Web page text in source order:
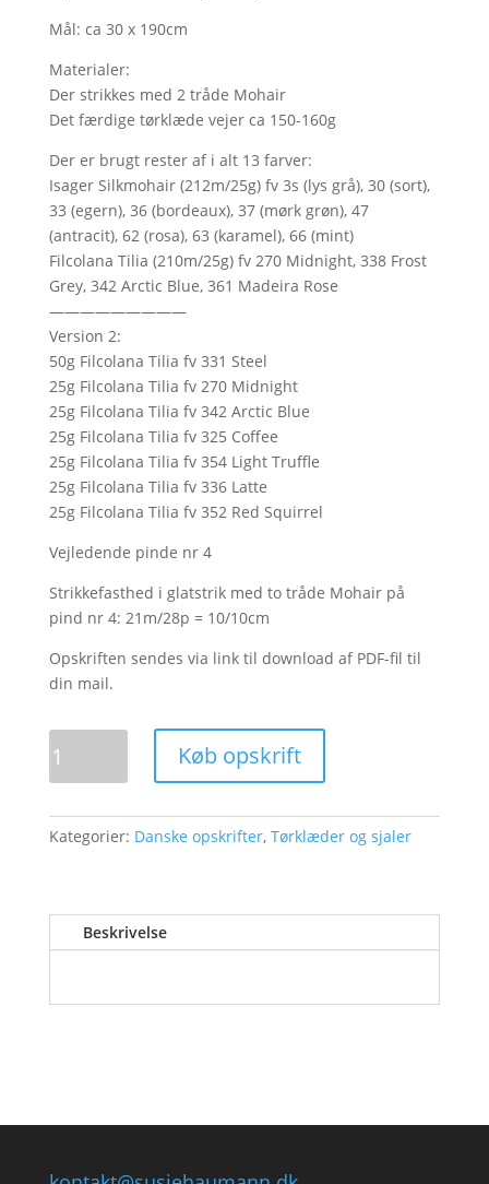
Mål: ca 30 x 190cm
Materialer:
Der strikkes med 2 tråde Mohair
Det færdige tørklæde vejer ca 150-160g
Der er brugt rester af i alt 13 farver:
Isager Silkmohair (212m/25g) fv 3s (lys grå), 30 (sort),
33 (egern), 36 (bordeaux), 37 (mørk grøn), 47
(antracit), 62 (rosa), 63 (karamel), 66 (mint)
Filcolana Tilia (210m/25g) fv 270 Midnight, 338 Frost
Grey, 342 Arctic Blue, 361 Madeira Rose
—————————
Version 2:
50g Filcolana Tilia fv 331 Steel
25g Filcolana Tilia fv 270 Midnight
25g Filcolana Tilia fv 342 Arctic Blue
25g Filcolana Tilia fv 325 Coffee
25g Filcolana Tilia fv 354 Light Truffle
25g Filcolana Tilia fv 336 Latte
25g Filcolana Tilia fv 352 Red Squirrel
Vejledende pinde nr 4
Strikkefasthed i glatstrik med to tråde Mohair på
pind nr 4: 21m/28p = 10/10cm
Opskriften sendes via link til download af PDF-fil til
din mail.
Square
Køb opskrift
Kategorier: Danske opskrifter, Tørklæder og sjaler
Beskrivelse